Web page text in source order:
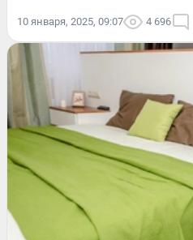
10 января, 2025, 09:07 4 696